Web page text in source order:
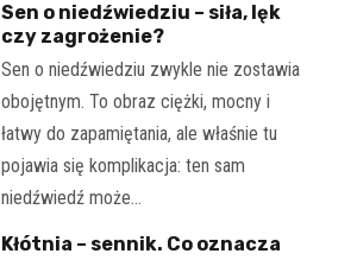
Sen o niedźwiedziu – siła, lęk
czy zagrożenie?
Sen o niedźwiedziu zwykle nie zostawia
obojętnym. To obraz ciężki, mocny i
łatwy do zapamiętania, ale właśnie tu
pojawia się komplikacja: ten sam
niedźwiedź może…
Kłótnia – sennik. Co oznacza